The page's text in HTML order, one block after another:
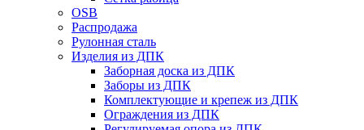
OSB
Распродажа
Рулонная сталь
Изделия из ДПК
Заборная доска из ДПК
Заборы из ДПК
Комплектующие и крепеж из ДПК
Ограждения из ДПК